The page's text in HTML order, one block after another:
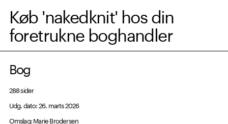
Køb 'nakedknit' hos din
foretrukne boghandler
Bog
288 sider
Udg. dato: 26. marts 2026
Omslag: Marie Brodersen